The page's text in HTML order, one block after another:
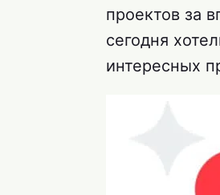
проектов за
сегодня
интересных